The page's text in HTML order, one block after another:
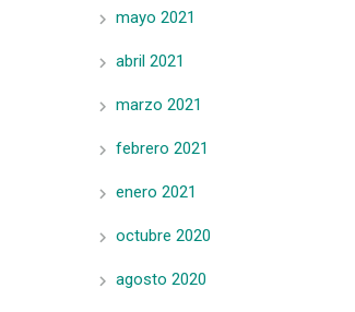
mayo 2021
abril 2021
marzo 2021
febrero 2021
enero 2021
octubre 2020
agosto 2020